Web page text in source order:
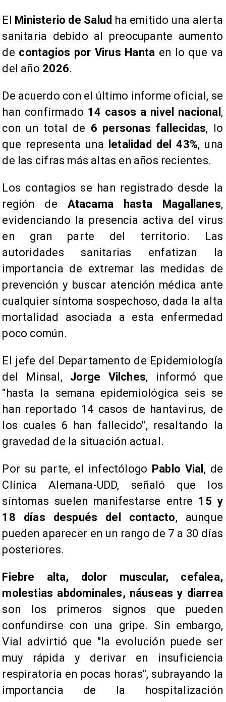
El Ministerio de Salud ha emitido una alerta
sanitaria debido al preocupante aumento
de contagios por Virus Hanta en lo que va
del año 2026.
De acuerdo con el último informe oficial, se
han confirmado 14 casos a nivel nacional ,
con un total de 6 personas fallecidas, lo
que representa una
letalidad del 43%, una
de las cifras más altas en años recientes.
Los contagios se han registrado desde la
región de Atacama hasta Magallanes,
evidenciando la presencia activa del virus
en gran parte del territorio. Las
autoridades sanitarias enfatizan la
importancia de extremar las medidas de
prevención y buscar atención médica ante
cualquier síntoma sospechoso, dada la alta
mortalidad asociada a esta enfermedad
poco común.
El jefe del Departamento de Epidemiología
del Minsal, Jorge Vilches, informó que
"hasta la semana epidemiológica seis se
han reportado 14 casos de hantavirus, de
los cuales 6 han fallecido", resaltando la
gravedad de la situación actual.
Por su parte, el infectólogo Pablo Vial , de
Clínica Alemana-UDD, señaló que los
síntomas suelen manifestarse entre 15 y
18 días después del contacto, aunque
pueden aparecer en un rango de 7 a 30 días
posteriores.
Fiebre alta, dolor muscular, cefalea,
molestias abdominales, náuseas y diarrea
son los primeros signos que pueden
confundirse con una gripe. Sin embargo,
Vial advirtió que "la evolución puede ser
muy rápida y derivar en insuficiencia
respiratoria en pocas horas", subrayando la
importancia de la hospitalización